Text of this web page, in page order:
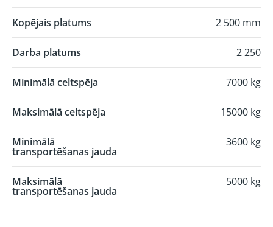
Kopējais platums 2 500 mm
Darba platums 2 250
Minimālā celtspēja 7000 kg
Maksimālā celtspēja 15000 kg
Minimālā
transportēšanas jauda
3600 kg
Maksimālā
transportēšanas jauda
5000 kg